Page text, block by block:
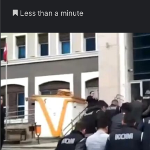
Less than a minute